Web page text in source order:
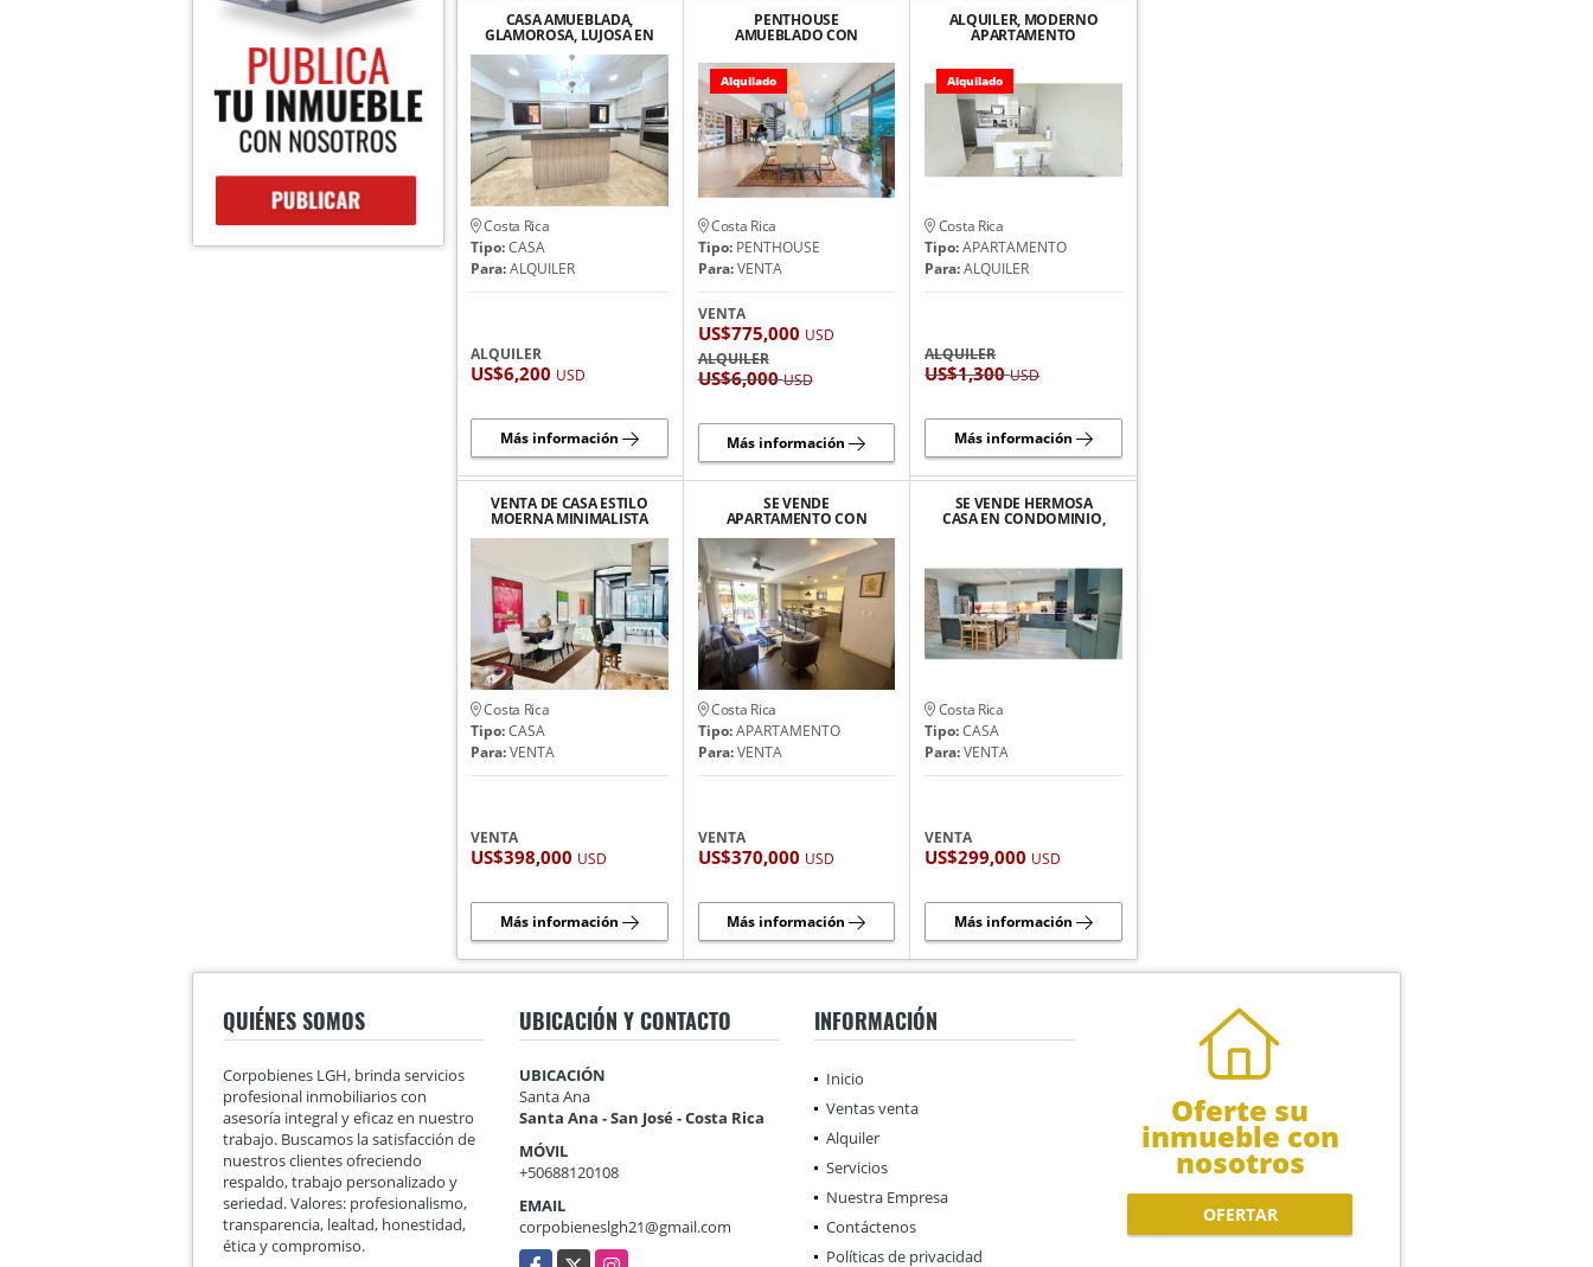
CASA AMUEBLADA,
GLAMOROSA, LUJOSA EN
ALTOS DE LAS PALOMAS,
SANTA ANA.
Costa Rica
Tipo:CASA
Para:ALQUILER
ALQUILER
US$6,200 USD
Más información
PENTHOUSE
AMUEBLADO CON
GUACHIPELIN DE ESCAZU
Alquilado
Costa Rica
Tipo:PENTHOUSE
Para:VENTA
VENTA
US$775,000 USD
ALQUILER
US$6,000USD
Más información
ALQUILER, MODERNO
APARTAMENTO
NUNCIATURA,
ROHRMOSER
Alquilado
Costa Rica
Tipo:APARTAMENTO
Para:ALQUILER
ALQUILER
US$1,300USD
Más información
VENTA DE CASA ESTILO
MOERNA MINIMALISTA
CON HERMOSA VISTA,
Costa Rica
Tipo:CASA
Para:VENTA
VENTA
US$398,000 USD
Más información
SE VENDE
APARTAMENTO CON
PISCINA PRIVADA
HERRADURA,
PUNTARENAS, JACO
Costa Rica
Tipo:APARTAMENTO
Para:VENTA
VENTA
US$370,000 USD
Más información
SE VENDE HERMOSA
CASA EN CONDOMINIO,
ESCAZÚ
Costa Rica
Tipo:CASA
Para:VENTA
VENTA
US$299,000 USD
Más información
QUIÉNES SOMOS
Corpobienes LGH, brinda servicios
profesional inmobiliarios con
asesoría integral y eficaz en nuestro
trabajo. Buscamos la satisfacción de
nuestros clientes ofreciendo
respaldo, trabajo personalizado y
seriedad. Valores: profesionalismo,
transparencia, lealtad, honestidad,
ética y compromiso.
UBICACIÓN Y CONTACTO
UBICACIÓN
Santa Ana
Santa Ana - San José - Costa Rica
MÓVIL
+50688120108
EMAIL
corpobieneslgh21@gmail.com
Facebook
X Instagram
INFORMACIÓN
Inicio
Ventas venta
Alquiler
Servicios
Nuestra Empresa
Contáctenos
Políticas de privacidad
Oferte su
inmueble con
nosotros
OFERTAR